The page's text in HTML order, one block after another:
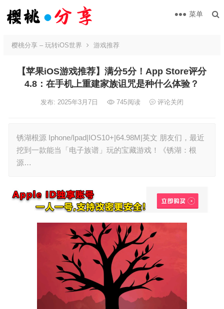
菜单
樱桃分享 – 玩转iOS世界 游戏推荐
【苹果iOS游戏推荐】满分5分！App Store评分
4.8：在手机上重建家族诅咒是种什么体验？
发布: 2025年3月7日 745阅读 评论关闭
锈湖根源 Iphone/Ipad|IOS10+|64.98M|英文 朋友们，最近
挖到一款能当「电子族谱」玩的宝藏游戏！《锈湖：根
源…